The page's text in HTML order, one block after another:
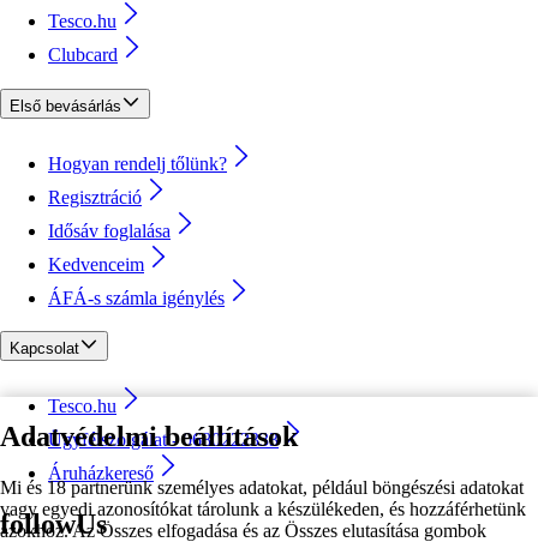
Adatvédelmi beállítások
Mi és 18 partnerünk személyes adatokat, például böngészési adatokat
vagy egyedi azonosítókat tárolunk a készülékeden, és hozzáférhetünk
azokhoz. Az Összes elfogadása és az Összes elutasítása gombok
Tesco.hu
Clubcard
Első bevásárlás
Hogyan rendelj tőlünk?
Regisztráció
Idősáv foglalása
Kedvenceim
ÁFÁ-s számla igénylés
Kapcsolat
Tesco.hu
Ügyfélszolgálat - 0680222333
Áruházkereső
followUs